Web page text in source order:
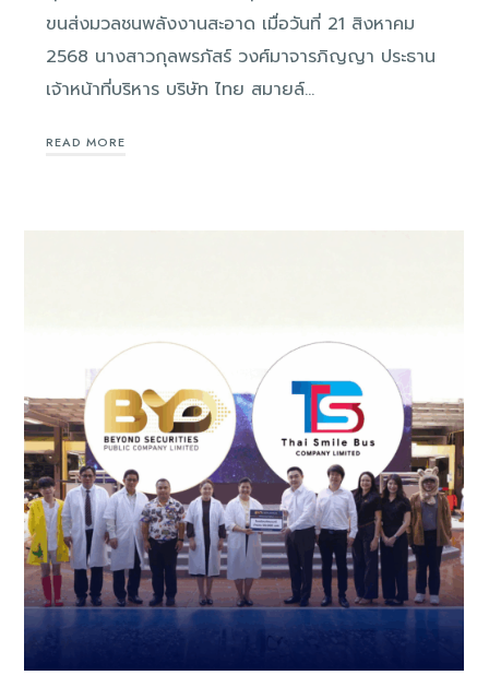
ขนส่งมวลชนพลังงานสะอาด เมื่อวันที่ 21 สิงหาคม
2568 นางสาวกุลพรภัสร์ วงศ์มาจารภิญญา ประธาน
เจ้าหน้าที่บริหาร บริษัท ไทย สมายล์…
READ MORE